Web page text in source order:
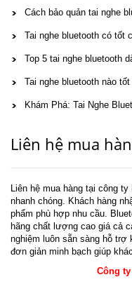
Cách bảo quản tai nghe
Tai nghe bluetooth có tốt
Top 5 tai nghe bluetooth
Tai nghe bluetooth nào
Khám Phá: Tai Nghe
Liên hệ mua
Liên hệ mua hàng tại công
nhanh chóng. Khách hàng
phẩm phù hợp nhu cầu.
hãng chất lượng cao giá cả
nghiệm luôn sẵn sàng hỗ trợ
đơn giản minh bạch giúp
Công